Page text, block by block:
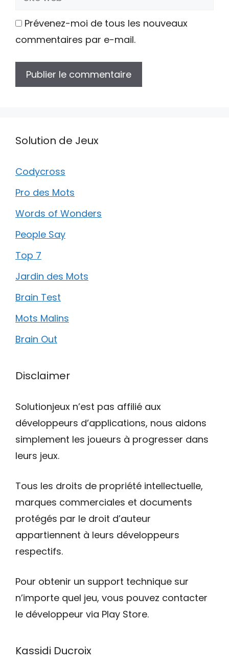
Prévenez-moi de tous les nouveaux
commentaires par e-mail.
Solution de Jeux
Codycross
Pro des Mots
Words of Wonders
People Say
Top 7
Jardin des Mots
Brain Test
Mots Malins
Brain Out
Disclaimer
Solutionjeux n’est pas affilié aux
développeurs d’applications, nous aidons
simplement les joueurs à progresser dans
leurs jeux.
Tous les droits de propriété intellectuelle,
marques commerciales et documents
protégés par le droit d’auteur
appartiennent à leurs développeurs
respectifs.
Pour obtenir un support technique sur
n’importe quel jeu, vous pouvez contacter
le développeur via Play Store.
Kassidi Ducroix